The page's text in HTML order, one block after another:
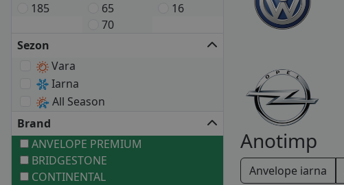
185
65
70
16
Sezon
Vara
Iarna
All Season
Brand
ANVELOPE PREMIUM
BRIDGESTONE
CONTINENTAL
Anotimp
Anvelope iarna